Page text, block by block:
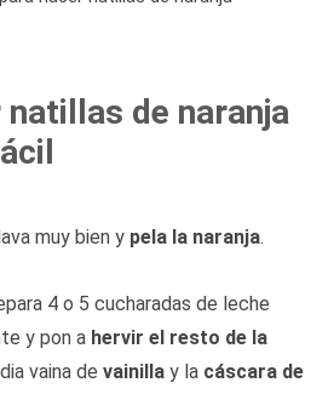
natillas de naranja
muy bien y pela la naranja.
4 o 5 cucharadas de leche
y pon a hervir el resto de la
vaina de vainilla y la cáscara de